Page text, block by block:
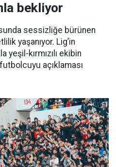
bekliyor
sessizliğe bürünen
yaşanıyor. Lig’in
yeşil-kırmızılı ekibin
açıklaması